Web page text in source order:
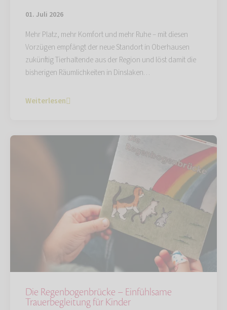
01. Juli 2026
Mehr Platz, mehr Komfort und mehr Ruhe – mit diesen
Vorzügen empfängt der neue Standort in Oberhausen
zukünftig Tierhaltende aus der Region und löst damit die
bisherigen Räumlichkeiten in Dinslaken…
Weiterlesen
Die Regenbogenbrücke – Einfühlsame
Trauerbegleitung für Kinder